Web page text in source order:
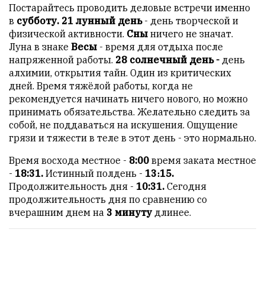
Пользователей:
0
НАШИ
ПРАВИЛА
Тонкие
материалы
для
независимо
мыслящих.
Сайт
обновляется
с
большим
Постарайтесь проводить деловые встречи именно
в субботу. 21 лунный день- день творческой и
физической активности. Сны ничего не значат.
Луна в знаке Весы - время для отдыха после
напряженной работы. 28 солнечный день - день
алхимии, открытия тайн. Один из критических
дней. Время тяжёлой работы, когда не
рекомендуется начинать ничего нового, но можно
принимать обязательства. Желательно следить за
собой, не поддаваться на искушения. Ощущение
грязи и тяжести в теле в этот день - это нормально.
Время восхода местное - 8:00 время заката местное
- 18:31. Истинный полдень - 13։15.
Продолжительность дня - 10:31. Сегодня
продолжительность дня по сравнению со
вчерашним днем на 3 минутудлинее.